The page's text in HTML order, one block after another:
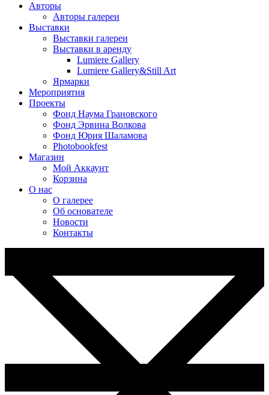
Авторы
Авторы галереи
Выставки
Выставки галереи
Выставки в аренду
Lumiere Gallery
Lumiere Gallery&Still Art
Ярмарки
Мероприятия
Проекты
Фонд Наума Грановского
Фонд Эрвина Волкова
Фонд Юрия Шаламова
Photobookfest
Магазин
Мой Аккаунт
Корзина
О нас
О галерее
Об основателе
Новости
Контакты